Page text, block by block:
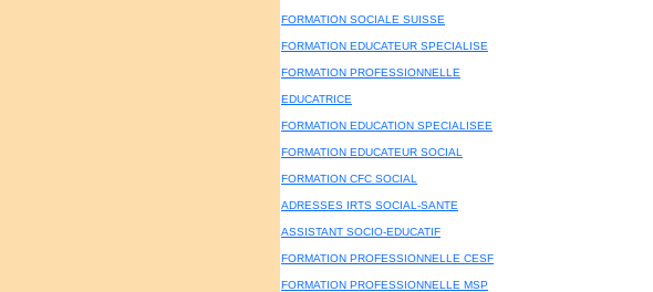
FORMATION SOCIALE SUISSE
FORMATION EDUCATEUR SPECIALISE
FORMATION PROFESSIONNELLE
EDUCATRICE
FORMATION EDUCATION SPECIALISEE
FORMATION EDUCATEUR SOCIAL
FORMATION CFC SOCIAL
ADRESSES IRTS SOCIAL-SANTE
ASSISTANT SOCIO-EDUCATIF
FORMATION PROFESSIONNELLE CESF
FORMATION PROFESSIONNELLE MSP